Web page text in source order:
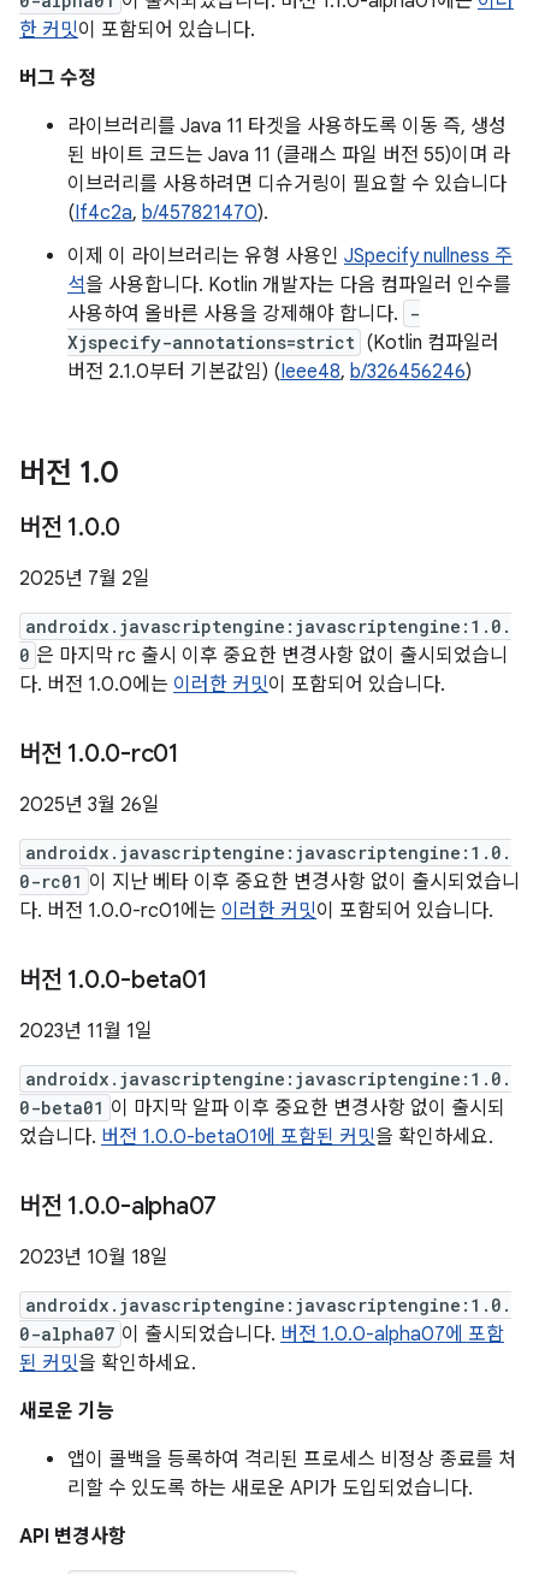
한 커밋이 포함되어 있습니다.
버그 수정
라이브러리를 Java 11 타겟을 사용하도록 이동 즉, 생성
된 바이트 코드는 Java 11 (클래스 파일 버전 55)이며 라
이브러리를 사용하려면 디슈거링이 필요할 수 있습니다
(If4c2a, b/457821470).
이제 이 라이브러리는 유형 사용인 JSpecify nullness 주
석을 사용합니다. Kotlin 개발자는 다음 컴파일러 인수를
사용하여 올바른 사용을 강제해야 합니다.
-
Xjspecify-annotations=strict (Kotlin 컴파일러
버전 2.1.0부터 기본값임) (Ieee48, b/326456246)
버전 1.0
버전 1.0.0
2025년 7월 2일
androidx.javascriptengine:javascriptengine:1.0.
0 은 마지막 rc 출시 이후 중요한 변경사항 없이 출시되었습니
다. 버전 1.0.0에는 이러한 커밋이 포함되어 있습니다.
버전 1.0.0-rc01
2025년 3월 26일
androidx.javascriptengine:javascriptengine:1.0.
0-rc01 이 지난 베타 이후 중요한 변경사항 없이 출시되었습니
다. 버전 1.0.0-rc01에는 이러한 커밋이 포함되어 있습니다.
버전 1.0.0-beta01
2023년 11월 1일
androidx.javascriptengine:javascriptengine:1.0.
0-beta01 이 마지막 알파 이후 중요한 변경사항 없이 출시되
었습니다. 버전 1.0.0-beta01에 포함된 커밋을 확인하세요.
버전 1.0.0-alpha07
2023년 10월 18일
androidx.javascriptengine:javascriptengine:1.0.
0-alpha07 이 출시되었습니다. 버전 1.0.0-alpha07에 포함
된 커밋을 확인하세요.
새로운 기능
앱이 콜백을 등록하여 격리된 프로세스 비정상 종료를 처
리할 수 있도록 하는 새로운 API가 도입되었습니다.
API 변경사항